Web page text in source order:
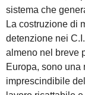
sistema che
La costruzione di
detenzione nei
almeno nel breve
Europa, sono una
imprescindibile